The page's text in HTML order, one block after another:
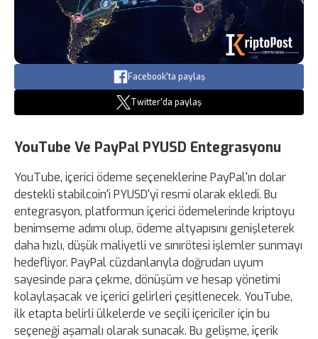
Facebook'ta paylaş
Twitter'da paylaş
YouTube Ve PayPal PYUSD Entegrasyonu
YouTube, içerici ödeme seçeneklerine PayPal'ın dolar
destekli stabilcoin'i PYUSD'yi resmi olarak ekledi. Bu
entegrasyon, platformun içerici ödemelerinde kriptoyu
benimseme adımı olup, ödeme altyapısını genişleterek
daha hızlı, düşük maliyetli ve sınırötesi işlemler sunmayı
hedefliyor. PayPal cüzdanlarıyla doğrudan uyum
sayesinde para çekme, dönüşüm ve hesap yönetimi
kolaylaşacak ve içerici gelirleri çeşitlenecek. YouTube,
ilk etapta belirli ülkelerde ve seçili içericiler için bu
seçeneği aşamalı olarak sunacak. Bu gelişme, içerik